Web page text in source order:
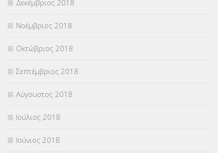
Δεκέμβριος 2018
Νοέμβριος 2018
Οκτώβριος 2018
Σεπτέμβριος 2018
Αύγουστος 2018
Ιούλιος 2018
Ιούνιος 2018